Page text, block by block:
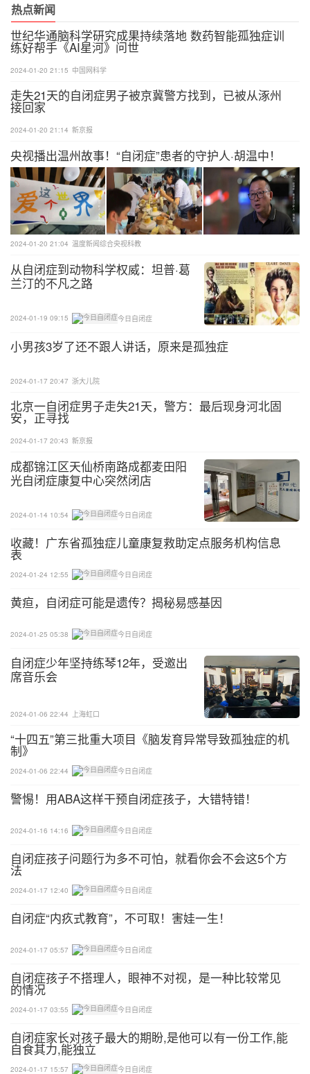
手中。
在他身边，15岁少年罗梓豪的身形就魁梧许多。在帮
父亲搬下五六十斤的煤气罐后，他便坐在一旁的小凳
知道这孩子不太寻常。
“对不起，他不是要挑衅你。”每天，罗永华都在道
歉，因为智商仅2岁的罗梓豪会偶尔凑近路人或盯着
顾客看。
“虽然大家都不会怪他，但我要以身作则，让他懂礼
貌。”在罗永华看来，智商与个人修养没有必然关
系。
除了懂礼貌，不受嗟来之食也是罗永华对罗梓豪的言
传身教。
从去年开始录制小视频发布到网上后，偶尔也会有粉
卖。”罗永华说得“倔强”， 男人顶天立地，再难也不
能靠卖惨挣钱。
儿子一刻也离不了人，但治病要钱，生活也要钱，怎
这个不愿向生活低头的男人选择了“抗下去”。每天中
午，他都会带着罗梓豪一起去市场采购玉米，准备3
个多小时后就出摊了，晚上10点才能收摊。
腰，但他却仍不忘教儿子认字。“他可以不懂这句话
的意思，但这字他必须认识。”罗永华说，因为他始
然‘开窍了’，不认识字可怎么行？”
坚韧的父亲
不放弃，因为他的全世界只有我
罗永华说，从那时起，他就开始了当爹又当妈的生
活。
一开始，看着白白胖胖的罗梓豪，再苦再累罗永华都
是高兴的。直到一天，一个朋友说起亲戚家的孩子不
会说话是因为生病了，罗永华才开始担心地“对号入
座。”
热点新闻
世纪华通脑科学研究成果持续落地 数药智能孤独症训
练好帮手《AI星河》问世
2024-01-20 21:15 中国网科学
走失21天的自闭症男子被京冀警方找到，已被从涿州
接回家
2024-01-20 21:14 新京报
央视播出温州故事！“自闭症”患者的守护人·胡温中！
2024-01-20 21:04 温度新闻综合央视科教
从自闭症到动物科学权威：坦普·葛
兰汀的不凡之路
2024-01-19 09:15 今日自闭症
小男孩3岁了还不跟人讲话，原来是孤独症
2024-01-17 20:47 浙大儿院
北京一自闭症男子走失21天，警方：最后现身河北固
安，正寻找
2024-01-17 20:43 新京报
成都锦江区天仙桥南路成都麦田阳
光自闭症康复中心突然闭店
2024-01-14 10:54 今日自闭症
收藏！广东省孤独症儿童康复救助定点服务机构信息
表
2024-01-24 12:55 今日自闭症
黄疸，自闭症可能是遗传？揭秘易感基因
2024-01-25 05:38 今日自闭症
自闭症少年坚持练琴12年，受邀出
席音乐会
2024-01-06 22:44 上海虹口
“十四五”第三批重大项目《脑发育异常导致孤独症的机
制》
2024-01-06 22:44 今日自闭症
警惕！用ABA这样干预自闭症孩子，大错特错！
2024-01-16 14:16 今日自闭症
自闭症孩子问题行为多不可怕，就看你会不会这5个方
法
2024-01-17 12:40 今日自闭症
自闭症“内疚式教育”，不可取！害娃一生！
2024-01-17 05:57 今日自闭症
自闭症孩子不搭理人，眼神不对视，是一种比较常见
的情况
2024-01-17 03:55 今日自闭症
自闭症家长对孩子最大的期盼,是他可以有一份工作,能
自食其力,能独立
2024-01-17 15:57 今日自闭症